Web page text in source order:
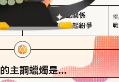
害怕確認關係
桃花較多易起紛爭
挑
戰
的主調蠟燭是...